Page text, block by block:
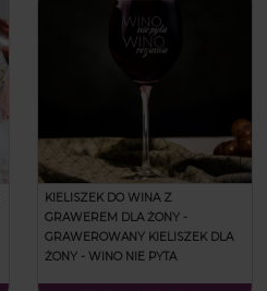
KIELISZEK DO WINA Z
GRAWEREM DLA ŻONY -
GRAWEROWANY KIELISZEK DLA
ŻONY - WINO NIE PYTA